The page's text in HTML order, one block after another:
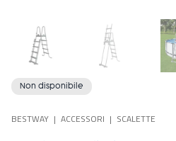
Non disponibile
BESTWAY ACCESSORI SCALETTE